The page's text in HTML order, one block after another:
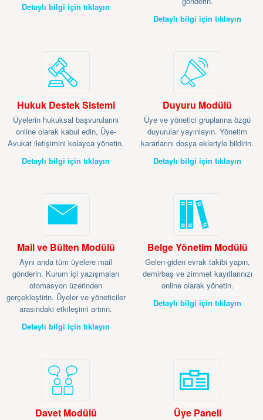
Detaylı bilgi için tıklayın
Detaylı bilgi için tıklayın
Hukuk Destek Sistemi
Üyelerin hukuksal başvurularını
online olarak kabul edin, Üye-
Avukat iletişimini kolayca yönetin.
Detaylı bilgi için tıklayın
Duyuru Modülü
Üye ve yönetici gruplarına özgü
duyurular yayınlayın. Yönetim
kararlarını dosya ekleriyle bildirin.
Detaylı bilgi için tıklayın
Mail ve Bülten Modülü
Aynı anda tüm üyelere mail
gönderin. Kurum içi yazışmaları
otomasyon üzerinden
gerçekleştirin. Üyeler ve yöneticiler
arasındaki etkileşimi artırın.
Detaylı bilgi için tıklayın
Belge Yönetim Modülü
Gelen-giden evrak takibi yapın,
demirbaş ve zimmet kayıtlarınızı
online olarak yönetin.
Detaylı bilgi için tıklayın
Davet Modülü Üye Paneli